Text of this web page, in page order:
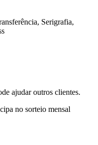
Serigrafia,
ajudar outros clientes.
no sorteio mensal